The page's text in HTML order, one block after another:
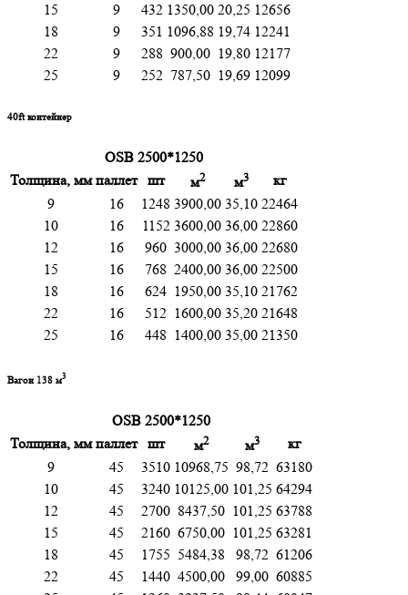
15
9 432 1350,00 20,25 12656
18
9 351 1096,88 19,74 12241
22
9 288 900,00 19,80 12177
25
9 252 787,50 19,69 12099
40ft контейнер
OSB 2500*1250
Толщина, мм паллет шт м2 м3
кг
9
16 1248 3900,00 35,10 22464
10
16 1152 3600,00 36,00 22860
12
16 960 3000,00 36,00 22680
15
16 768 2400,00 36,00 22500
18
16 624 1950,00 35,10 21762
22
16 512 1600,00 35,20 21648
25
16 448 1400,00 35,00 21350
Вагон 138 м3
OSB 2500*1250
Толщина, мм паллет шт м2 м3
кг
9
45 3510 10968,75 98,72 63180
10
45 3240 10125,00 101,25 64294
12
45 2700 8437,50 101,25 63788
15
45 2160 6750,00 101,25 63281
18
45 1755 5484,38 98,72 61206
22
45 1440 4500,00 99,00 60885